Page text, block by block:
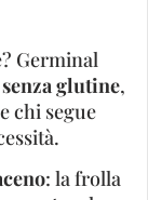
Germinal
glutine,
chi segue
: la frolla